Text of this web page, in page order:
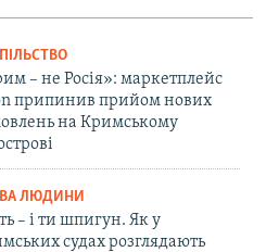
– не Росія»: маркетплейс
припинив прийом нових
на Кримському
ЛЮДИНИ
– і ти шпигун. Як у
судах розглядають